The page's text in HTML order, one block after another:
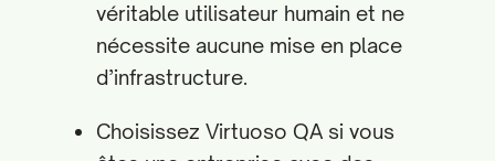
véritable utilisateur humain et ne
nécessite aucune mise en place
d’infrastructure.
Choisissez Virtuoso QA si vous